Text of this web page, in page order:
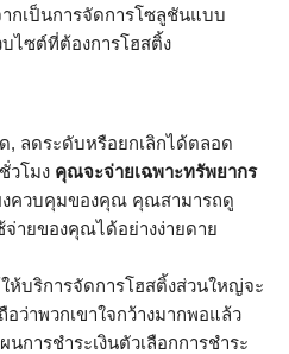
กเป็นการจัดการโซลูชันแบบ
บไซต์ที่ต้องการโฮสติ้ง
, ลดระดับหรือยกเลิกได้ตลอด
วโมง คุณจะจ่ายเฉพาะทรัพยากร
งควบคุมของคุณ คุณสามารถดู
จ่ายของคุณได้อย่างง่ายดาย
ห้บริการจัดการโฮสติ้งส่วนใหญ่จะ
ว่าพวกเขาใจกว้างมากพอแล้ว
ารชำระเงินตัวเลือกการชำระ